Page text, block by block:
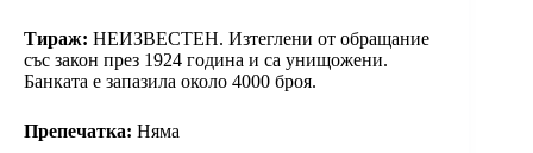
Тираж: НЕИЗВЕСТЕН. Изтеглени от обращание
със закон през 1924 година и са унищожени.
Банката е запазила около 4000 броя.
Препечатка: Няма